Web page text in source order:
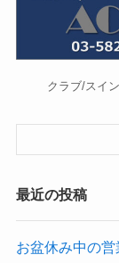
クラブ/スイ
最近の投稿
お盆休み中の